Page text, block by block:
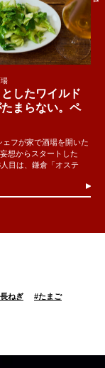
したワイルド
まらない。ペ
ェフが家で酒場を開いた
想からスタートした
目は、鎌倉「オステ
長ねぎ #たまご